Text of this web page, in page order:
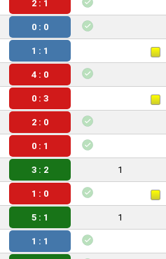
2 : 1
0 : 0
1 : 1
4 : 0
0 : 3
2 : 0
0 : 1
3 : 2 1
1 : 0
5 : 1 1
1 : 1